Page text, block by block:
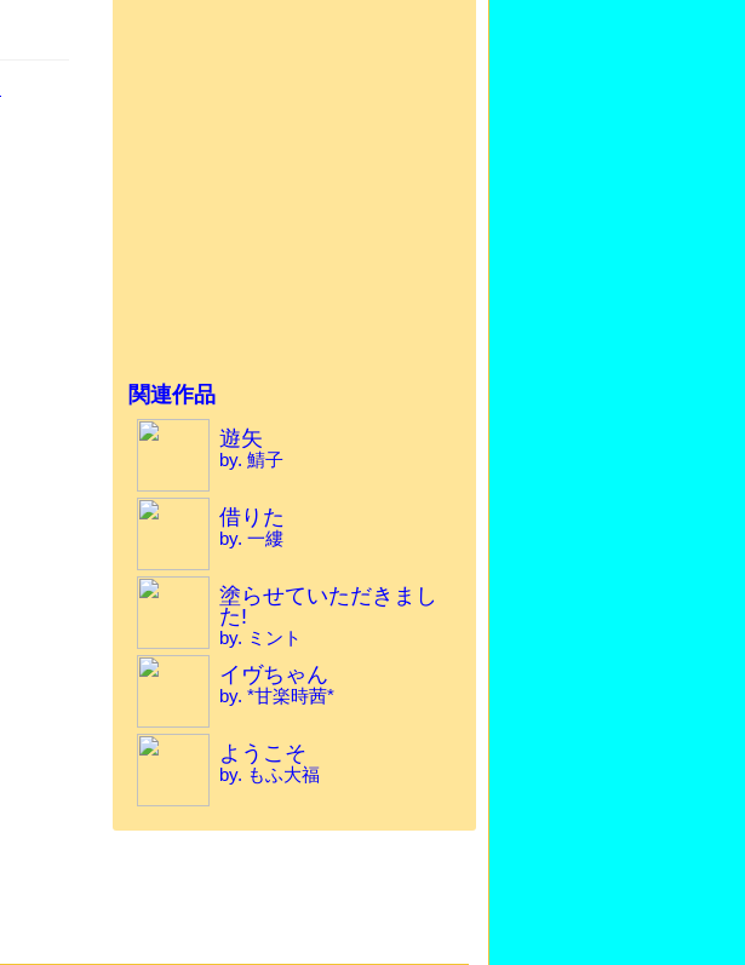
関連作品
遊矢
by. 鯖子
借りた
by. 一縷
塗らせていただきまし
た!
by. ミント
イヴちゃん
by. *甘楽時茜*
ようこそ
by. もふ大福